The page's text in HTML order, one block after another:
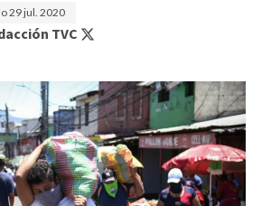
29 jul. 2020
TVC